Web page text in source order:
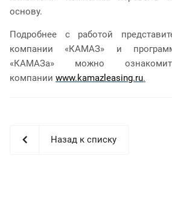
основу.
Подробнее с работой
компании «КАМАЗ» и
«КАМАЗа» можно
компании www.kamazleasing.ru.
Назад к списку